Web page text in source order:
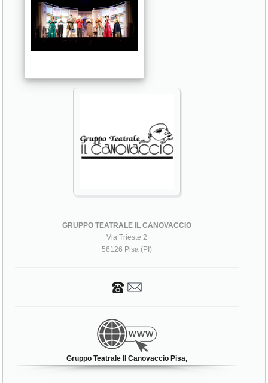
GRUPPO TEATRALE IL CANOVACCIO
Via Trieste 2
56126 Pisa (PI)
Gruppo Teatrale Il Canovaccio Pisa,